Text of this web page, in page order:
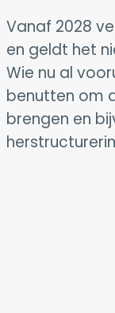
Vanaf 2028
en geldt het
Wie nu al
benutten om
brengen en